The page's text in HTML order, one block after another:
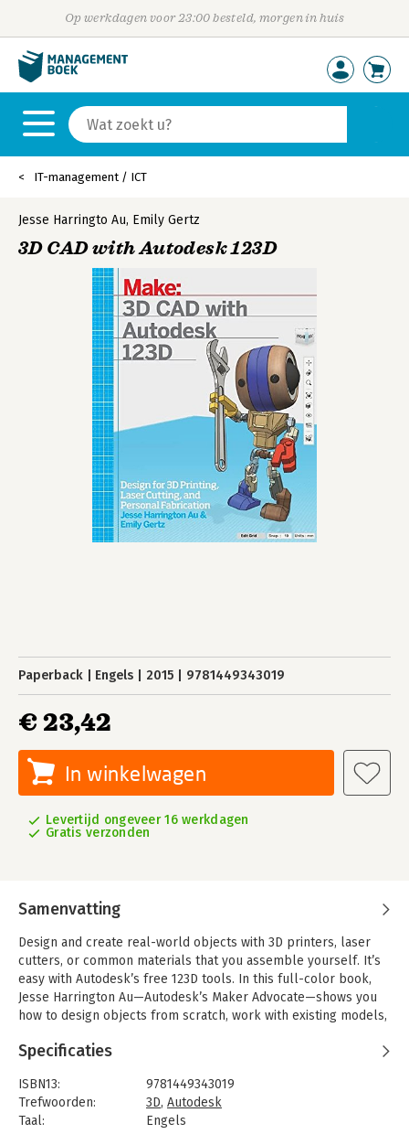
Op werkdagen voor 23:00 besteld, morgen in huis
IT-management / ICT
Jesse Harringto Au, Emily Gertz
3D CAD with Autodesk 123D
Paperback Engels 2015 9781449343019
€ 23,42
In winkelwagen
Levertijd ongeveer 16 werkdagen
Gratis verzonden
Samenvatting
Design and create real-world objects with 3D printers, laser
cutters, or common materials that you assemble yourself. It’s
easy with Autodesk’s free 123D tools. In this full-color book,
Jesse Harrington Au—Autodesk’s Maker Advocate—shows you
how to design objects from scratch, work with existing models,
You’ll learn how to use tools in the entire Autodesk 123D suite
123D Make—to design, sculpt, scan, and print 3D objects with an
easy-to-learn CAD interface. It’s ideal for makers, hobbyists,
students, artists, and designers, including beginners.
Specificaties
ISBN13:
9781449343019
Trefwoorden:
3D, Autodesk
Taal:
Engels